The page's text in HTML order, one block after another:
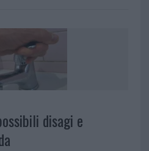
disagi e